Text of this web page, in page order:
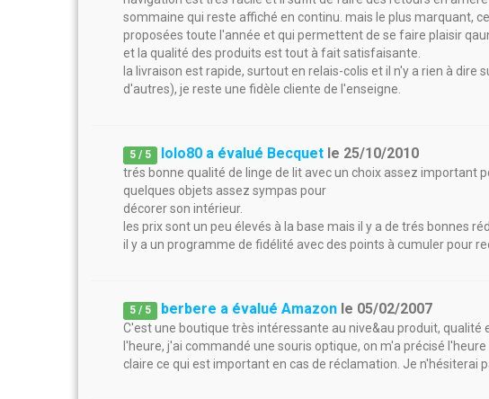
sommaine qui reste affiché en continu. mais le plus marquant,
proposées toute l'année et qui permettent de se faire plaisir
et la qualité des produits est tout à fait satisfaisante.
la livraison est rapide, surtout en relais-colis et il n'y a rien à
d'autres), je reste une fidèle cliente de l'enseigne.
5 / 5 lolo80 a évalué Becquet le 25/10/2010
trés bonne qualité de linge de lit avec un choix assez important
quelques objets assez sympas pour
décorer son intérieur.
les prix sont un peu élevés à la base mais il y a de trés bonnes
il y a un programme de fidélité avec des points à cumuler pour
5 / 5 berbere a évalué Amazon le 05/02/2007
C'est une boutique très intéressante au nive&au produit, qualité
l'heure, j'ai commandé une souris optique, on m'a précisé
claire ce qui est important en cas de réclamation. Je n'hésiterai